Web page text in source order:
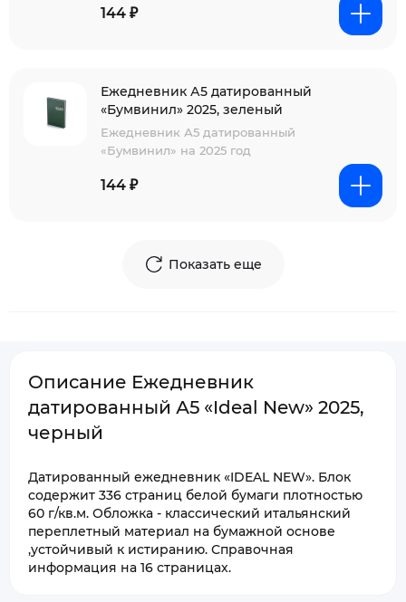
144 ₽
Ежедневник А5 датированный
«Бумвинил» 2025, зеленый
Ежедневник А5 датированный
«Бумвинил» на 2025 год
144 ₽
Показать еще
Описание Ежедневник
датированный А5 «Ideal New» 2025,
черный
Датированный ежедневник «IDEAL NEW». Блок
содержит 336 страниц белой бумаги плотностью
60 г/кв.м. Обложка - классический итальянский
переплетный материал на бумажной основе
,устойчивый к истиранию. Справочная
информация на 16 страницах.